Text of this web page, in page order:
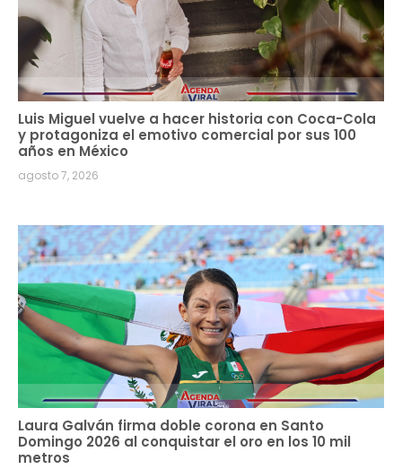
Luis Miguel vuelve a hacer historia con Coca-Cola
y protagoniza el emotivo comercial por sus 100
años en México
agosto 7, 2026
Laura Galván firma doble corona en Santo
Domingo 2026 al conquistar el oro en los 10 mil
metros